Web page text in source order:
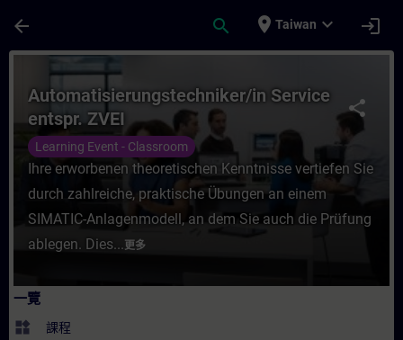
arrow_back search place Taiwan expand_more login
課程 - Automatisierungstechniker/in
share
Automatisierungstechniker/in Service
entspr. ZVEI
Learning Event - Classroom
Ihre erworbenen theoretischen Kenntnisse vertiefen Sie
durch zahlreiche, praktische Übungen an einem
SIMATIC-Anlagenmodell, an dem Sie auch die Prüfung
ablegen. Dies...更多
一覽
widgets 課程